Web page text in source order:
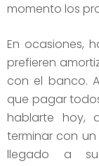
momento los
En ocasiones,
prefieren
con el banco.
que pagar
hablarte hoy,
terminar con
llegado a